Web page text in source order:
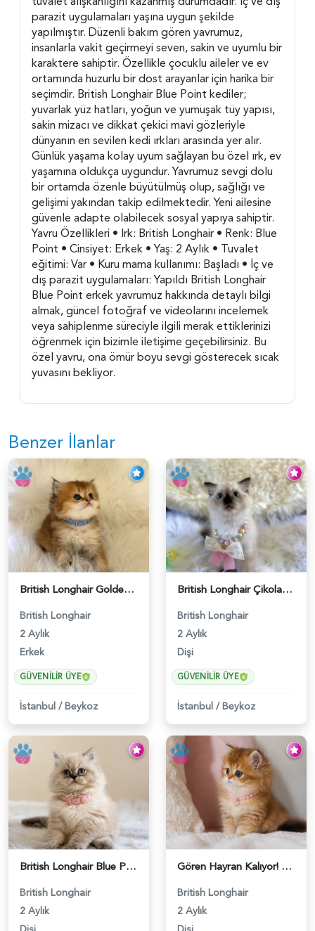
parazit uygulamaları yaşına uygun şekilde
yapılmıştır. Düzenli bakım gören yavrumuz,
insanlarla vakit geçirmeyi seven, sakin ve uyumlu bir
karaktere sahiptir. Özellikle çocuklu aileler ve ev
ortamında huzurlu bir dost arayanlar için harika bir
seçimdir. British Longhair Blue Point kediler;
yuvarlak yüz hatları, yoğun ve yumuşak tüy yapısı,
sakin mizacı ve dikkat çekici mavi gözleriyle
dünyanın en sevilen kedi ırkları arasında yer alır.
Günlük yaşama kolay uyum sağlayan bu özel ırk, ev
yaşamına oldukça uygundur. Yavrumuz sevgi dolu
bir ortamda özenle büyütülmüş olup, sağlığı ve
gelişimi yakından takip edilmektedir. Yeni ailesine
güvenle adapte olabilecek sosyal yapıya sahiptir.
Yavru Özellikleri • Irk: British Longhair • Renk: Blue
Point • Cinsiyet: Erkek • Yaş: 2 Aylık • Tuvalet
eğitimi: Var • Kuru mama kullanımı: Başladı • İç ve
dış parazit uygulamaları: Yapıldı British Longhair
Blue Point erkek yavrumuz hakkında detaylı bilgi
almak, güncel fotoğraf ve videolarını incelemek
veya sahiplenme süreciyle ilgili merak ettiklerinizi
öğrenmek için bizimle iletişime geçebilirsiniz. Bu
özel yavru, ona ömür boyu sevgi gösterecek sıcak
yuvasını bekliyor.
Benzer İlanlar
British Longhair Golden Erkek Yavrumuz - 5910
British Longhair
2 Aylık
Erkek
GÜVENILIR ÜYE
İstanbul /Beykoz
British Longhair Çikolata Nadir Renk Göz Kamaştırıcı - 6117
British Longhair
2 Aylık
Dişi
GÜVENILIR ÜYE
İstanbul /Beykoz
British Longhair Blue Point Afrodit Yuva Arıyor - 6118
British Longhair
2 Aylık
Gören Hayran Kalıyor! British Longhair Golden Dişi - 6345
British Longhair
2 Aylık